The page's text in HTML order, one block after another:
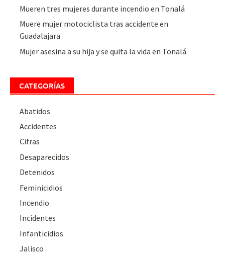
Mueren tres mujeres durante incendio en Tonalá
Muere mujer motociclista tras accidente en
Guadalajara
Mujer asesina a su hija y se quita la vida en Tonalá
CATEGORÍAS
Abatidos
Accidentes
Cifras
Desaparecidos
Detenidos
Feminicidios
Incendio
Incidentes
Infanticidios
Jalisco